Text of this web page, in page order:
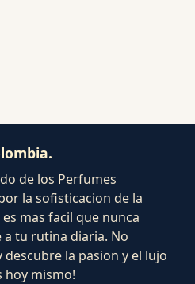
de los Perfumes
la sofisticacion de la
mas facil que nunca
a tu rutina diaria. No
la pasion y el lujo
hoy mismo!